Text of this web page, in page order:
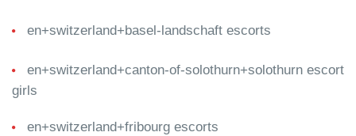
en+switzerland+basel-landschaft escorts
en+switzerland+canton-of-solothurn+solothurn escort
girls
en+switzerland+fribourg escorts